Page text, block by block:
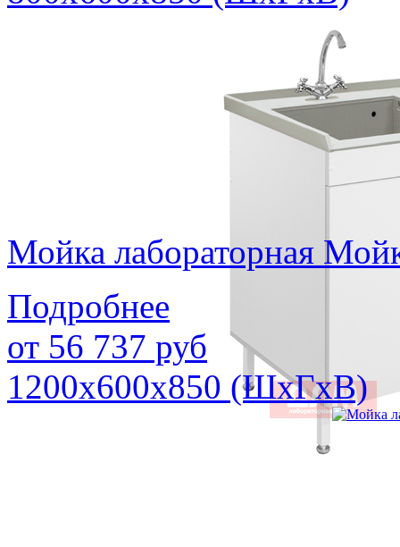
Мойка лабораторная
Подробнее
от 56 737 руб
1200х600х850 (ШхГхВ)